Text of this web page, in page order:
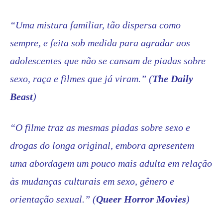
“Uma mistura familiar, tão dispersa como
sempre, e feita sob medida para agradar aos
adolescentes que não se cansam de piadas sobre
sexo, raça e filmes que já viram. ” (The Daily
Beast)
“O filme traz as mesmas piadas sobre sexo e
drogas do longa original, embora apresentem
uma abordagem um pouco mais adulta em relação
às mudanças culturais em sexo, gênero e
orientação sexual.” (Queer Horror Movies)